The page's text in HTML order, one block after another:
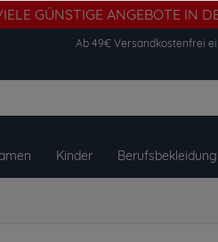
GÜNSTIGE ANGEBOTE IN
Ab 49€ Versandkostenfrei
Kinder Berufsbekleidung